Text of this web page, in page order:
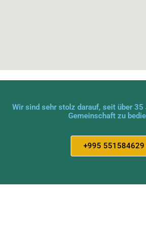
Wir sind sehr stolz darauf, seit über 35
Gemeinschaft zu
+995 551584629